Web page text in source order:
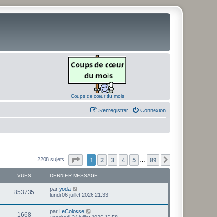
Coups de cœur du mois
Connexion
S’enregistrer
2208 sujets Page sur89
1 2 3 4 5 89
VUES DERNIER MESSAGE
853735
u
D
e
n
i
par yoda
lundi 06 juillet 2026 21:33
1668
D
par LeColosse